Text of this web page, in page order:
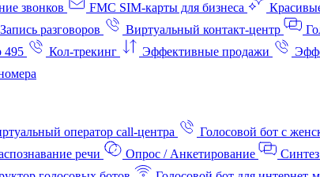
звонков FMC SIM-карты для бизнеса
Запись разговоров Виртуальный контакт‑центр
495 Кол-трекинг Эффективные продажи
оператор call-центра Голосовой бот с
речи Опрос / Анкетирование